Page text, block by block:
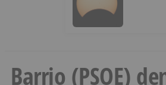
Barrio (PSOE)